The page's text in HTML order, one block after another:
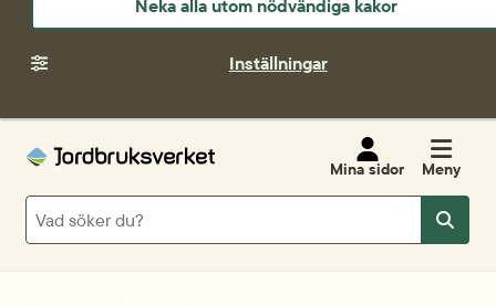
Neka alla utom nödvändiga kakor
Inställningar
Mina sidor Meny
Sök
Sök